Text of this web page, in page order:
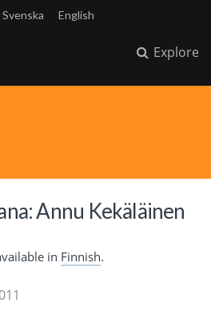
Svenska English
Explore
Annu Kekäläinen
in Finnish.